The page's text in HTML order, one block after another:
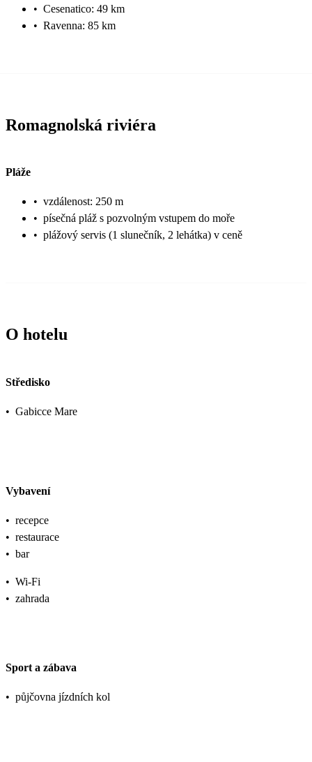
• Cesenatico: 49 km
• Ravenna: 85 km
Romagnolská riviéra
Pláže
• vzdálenost: 250 m
• písečná pláž s pozvolným vstupem do moře
• plážový servis (1 slunečník, 2 lehátka) v ceně
O hotelu
Středisko
• Gabicce Mare
Vybavení
• recepce
• restaurace
• bar
• Wi-Fi
• zahrada
Sport a zábava
• půjčovna jízdních kol